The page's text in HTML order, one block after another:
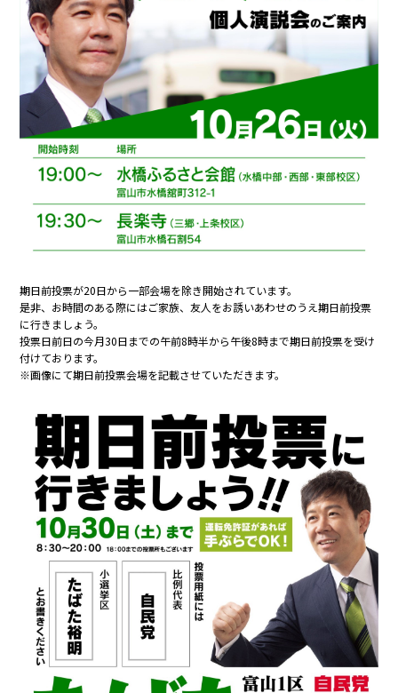
期日前投票が20日から一部会場を除き開始されています。
是非、お時間のある際にはご家族、友人をお誘いあわせのうえ期日前投票
に行きましょう。
投票日前日の今月30日までの午前8時半から午後8時まで期日前投票を受け
付けております。
※画像にて期日前投票会場を記載させていただきます。